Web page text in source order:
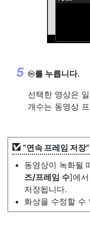
J를 누릅니다.
선택한 영상은
개수는 동영상
“연속 프레임 저장”
동영상이 녹화될
즈/프레임 수]에
저장됩니다.
화상을 수정할 수